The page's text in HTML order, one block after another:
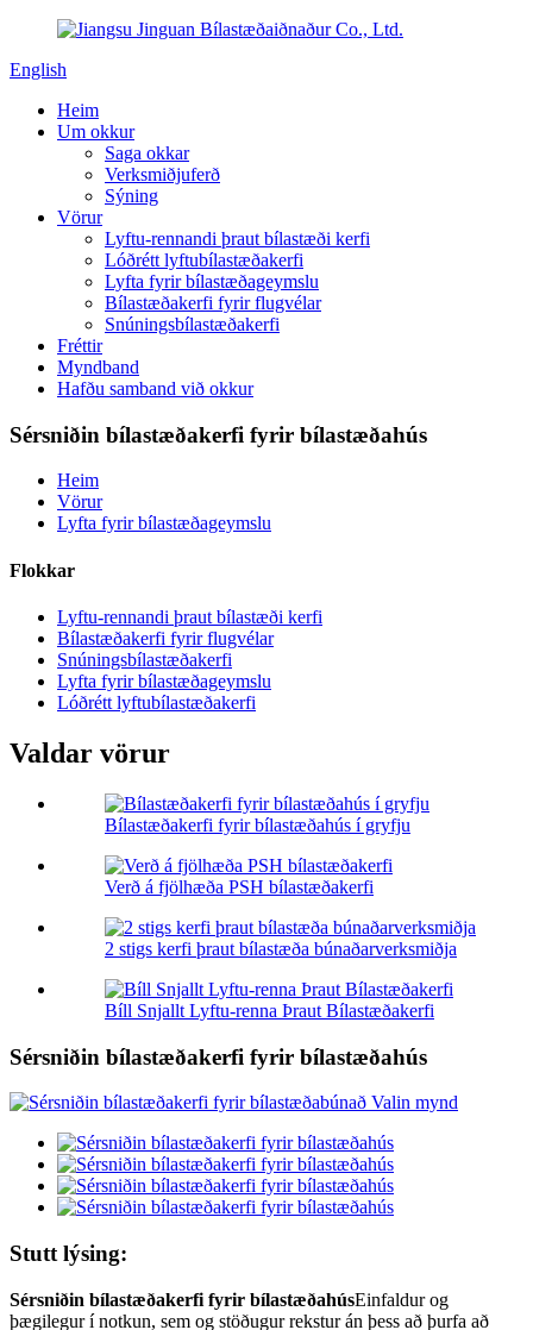
English
Heim
Um okkur
Saga okkar
Verksmiðjuferð
Sýning
Vörur
Lyftu-rennandi þraut bílastæði kerfi
Lóðrétt lyftubílastæðakerfi
Lyfta fyrir bílastæðageymslu
Bílastæðakerfi fyrir flugvélar
Snúningsbílastæðakerfi
Fréttir
Myndband
Hafðu samband við okkur
Sérsniðin bílastæðakerfi fyrir bílastæðahús
Heim
Vörur
Lyfta fyrir bílastæðageymslu
Flokkar
Lyftu-rennandi þraut bílastæði kerfi
Bílastæðakerfi fyrir flugvélar
Snúningsbílastæðakerfi
Lyfta fyrir bílastæðageymslu
Lóðrétt lyftubílastæðakerfi
Valdar vörur
Bílastæðakerfi fyrir bílastæðahús í gryfju
Verð á fjölhæða PSH bílastæðakerfi
2 stigs kerfi þraut bílastæða búnaðarverksmiðja
Bíll Snjallt Lyftu-renna Þraut Bílastæðakerfi
Sérsniðin bílastæðakerfi fyrir bílastæðahús
Stutt lýsing:
Sérsniðin bílastæðakerfi fyrir bílastæðahúsEinfaldur og
þægilegur í notkun, sem og stöðugur rekstur án þess að þurfa að